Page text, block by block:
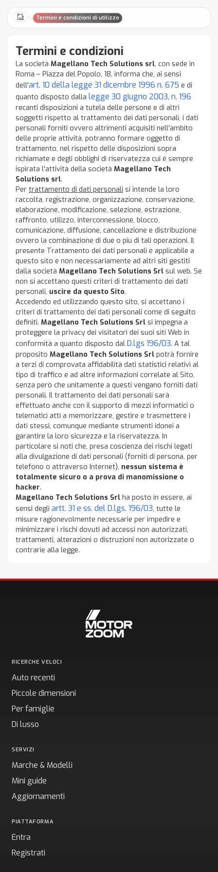
HomeTermini e condizioni di utilizzo
Termini e condizioni
La società Magellano Tech Solutions srl, con sede in
Roma – Piazza del Popolo, 18, informa che, ai sensi
dell'art. 10 della legge 31 dicembre 1996 n. 675 e di
quanto disposto dalla legge 30 giugno 2003, n. 196
recanti disposizioni a tutela delle persone e di altri
soggetti rispetto al trattamento dei dati personali, i dati
personali forniti ovvero altrimenti acquisiti nell'ambito
delle proprie attività, potranno formare oggetto di
trattamento, nel rispetto delle disposizioni sopra
richiamate e degli obblighi di riservatezza cui è sempre
ispirata l'attività della società Magellano Tech
Solutions srl.
Per trattamento di dati personali si intende la loro
raccolta, registrazione, organizzazione, conservazione,
elaborazione, modificazione, selezione, estrazione,
raffronto, utilizzo, interconnessione, blocco,
comunicazione, diffusione, cancellazione e distribuzione
ovvero la combinazione di due o più di tali operazioni. Il
presente Trattamento dei dati personali è applicabile a
questo sito e non necessariamente ad altri siti gestiti
dalla società Magellano Tech Solutions Srl sul web. Se
non si accettano questi criteri di trattamento dei dati
personali, uscire da questo Sito.
Accedendo ed utilizzando questo sito, si accettano i
criteri di trattamento dei dati personali come di seguito
definiti. Magellano Tech Solutions Srl si impegna a
proteggere la privacy dei visitatori dei suoi siti Web in
conformità a quanto disposto dal D.lgs 196/03. A tal
proposito Magellano Tech Solutions Srl potrà fornire
a terzi di comprovata affidabilità dati statistici relativi al
tipo di traffico e ad altre informazioni correlate al Sito,
senza però che unitamente a questi vengano forniti dati
personali. Il trattamento dei dati personali sarà
effettuato anche con il supporto di mezzi informatici o
telematici atti a memorizzare, gestire e trasmettere i
dati stessi, comunque mediante strumenti idonei a
garantire la loro sicurezza e la riservatezza. In
particolare si noti che, presa coscienza dei rischi legati
alla divulgazione di dati personali (forniti di persona, per
telefono o attraverso Internet), nessun sistema è
totalmente sicuro o a prova di manomissione o
hacker.
Magellano Tech Solutions Srl ha posto in essere, ai
sensi degli artt. 31 e ss. del D.lgs. 196/03, tutte le
misure ragionevolmente necessarie per impedire e
minimizzare i rischi dovuti ad accessi non autorizzati,
trattamenti, alterazioni o distruzioni non autorizzate o
contrarie alla legge.
RICERCHE VELOCI
Auto recenti
Piccole dimensioni
Per famiglie
Di lusso
SERVIZI
Marche & Modelli
Mini guide
Aggiornamenti
PIATTAFORMA
Entra
Registrati